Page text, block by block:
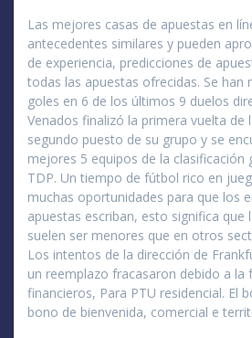
Las mejores casas de apuestas en
antecedentes similares y pueden
de experiencia, predicciones de
todas las apuestas ofrecidas. Se han
goles en 6 de los últimos 9 duelos
Venados finalizó la primera vuelta de
segundo puesto de su grupo y se
mejores 5 equipos de la clasificación
TDP. Un tiempo de fútbol rico en
muchas oportunidades para que los
apuestas escriban, esto significa que
suelen ser menores que en otros
Los intentos de la dirección de
un reemplazo fracasaron debido a la
financieros, Para PTU residencial. El
bono de bienvenida, comercial e